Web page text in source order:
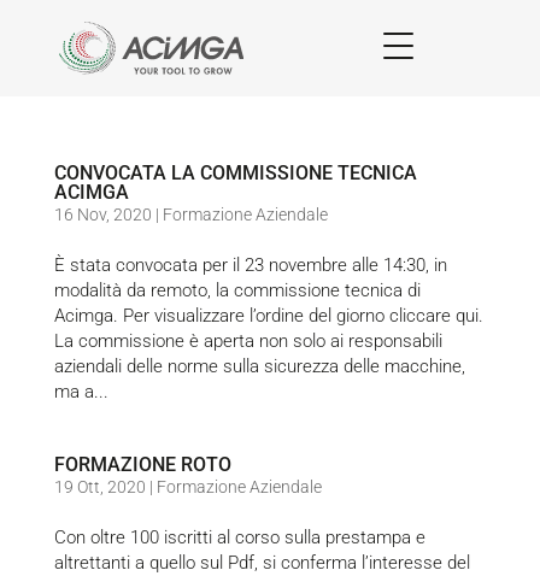
CONVOCATA LA COMMISSIONE TECNICA
ACIMGA
16 Nov, 2020 | Formazione Aziendale
È stata convocata per il 23 novembre alle 14:30, in
modalità da remoto, la commissione tecnica di
Acimga. Per visualizzare l’ordine del giorno cliccare qui.
La commissione è aperta non solo ai responsabili
aziendali delle norme sulla sicurezza delle macchine,
ma a...
FORMAZIONE ROTO
19 Ott, 2020 | Formazione Aziendale
Con oltre 100 iscritti al corso sulla prestampa e
altrettanti a quello sul Pdf, si conferma l’interesse del